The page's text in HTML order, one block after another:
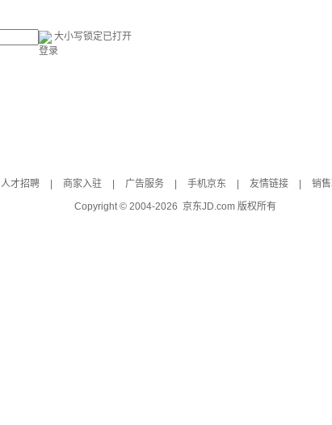
大小写锁定已打开
登录
人才招聘 商家入驻 广告服务 手机京东 友情链接 销
Copyright © 2004-2026 京东JD.com 版权所有